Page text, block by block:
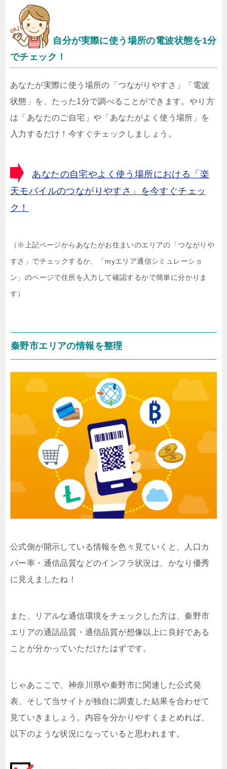
自分が実際に使う場所の電波状態を1分
でチェック！
あなたが実際に使う場所の「つながりやすさ」「電波
状態」を、たった1分で調べることができます。やり方
は「あなたのご自宅」や「あなたがよく使う場所」を
入力するだけ！今すぐチェックしましょう。
あなたの自宅やよく使う場所における「楽
天モバイルのつながりやすさ」を今すぐチェッ
ク！
（※上記ページからあなたがお住まいのエリアの「つながりや
すさ」でチェックするか、「myエリア通信シミュレーショ
ン」のページで住所を入力して確認するかで簡単に分かりま
す）
秦野市エリアの情報を整理
公式側が開示している情報を色々見ていくと、人口カ
バー率・通信品質などのインフラ状況は、かなり優秀
に見えましたね！
また、リアルな通信環境をチェックした方は、秦野市
エリアの通話品質・通信品質が想像以上に良好である
ことが分かっていただけたはずです。
じゃあここで、神奈川県や秦野市に関連した公式発
表、そして当サイトが独自に調査した結果を合わせて
見ていきましょう。内容を分かりやすくまとめれば、
以下のような状況になっていると思われます。